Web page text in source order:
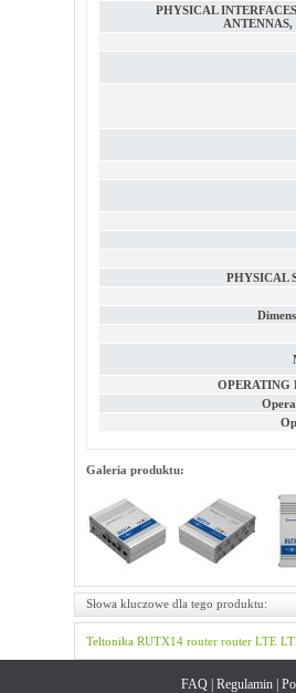
PHYSICAL
PHYSICAL
OPERATING
Galeria produktu:
Słowa kluczowe dla tego produktu:
Teltonika RUTX14 router router LTE
FAQ| Regulamin|